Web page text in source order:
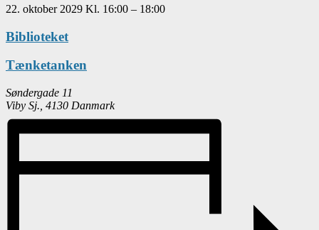
22. oktober 2029 Kl. 16:00 – 18:00
Biblioteket
Tænketanken
Søndergade 11
Viby Sj. 4130 Danmark